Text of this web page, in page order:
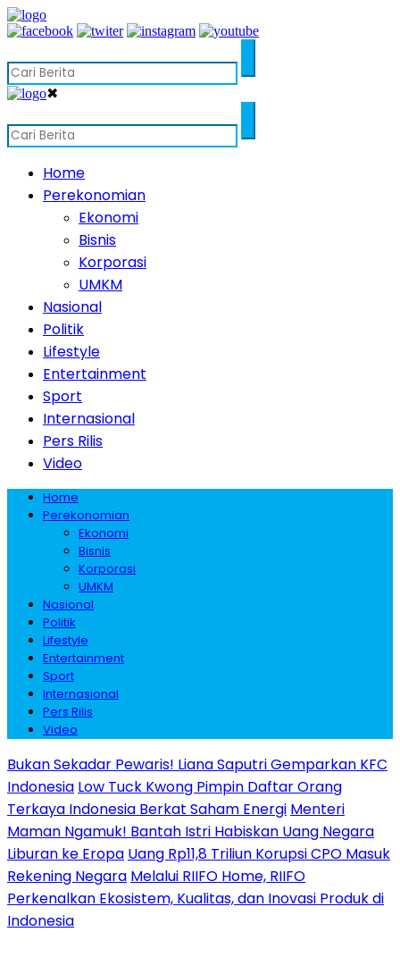
✖
Home
Perekonomian
Ekonomi
Bisnis
Korporasi
UMKM
Nasional
Politik
Lifestyle
Entertainment
Sport
Internasional
Pers Rilis
Video
Home
Perekonomian
Ekonomi
Bisnis
Korporasi
UMKM
Nasional
Politik
Lifestyle
Entertainment
Sport
Internasional
Pers Rilis
Video
Bukan Sekadar Pewaris! Liana Saputri Gemparkan KFC
Indonesia Low Tuck Kwong Pimpin Daftar Orang
Terkaya Indonesia Berkat Saham Energi Menteri
Maman Ngamuk! Bantah Istri Habiskan Uang Negara
Liburan ke Eropa Uang Rp11,8 Triliun Korupsi CPO Masuk
Rekening Negara Melalui RIIFO Home, RIIFO
Perkenalkan Ekosistem, Kualitas, dan Inovasi Produk di
Indonesia